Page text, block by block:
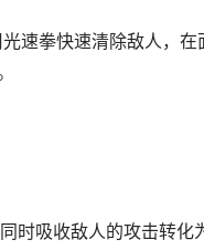
速拳快速清除敌人，在
时吸收敌人的攻击转化